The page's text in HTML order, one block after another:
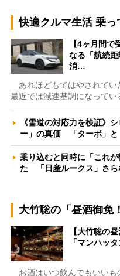
快適クルマ生活 乗
【4ヶ月間
なる「航続
消…
あれほどもてはやされてい
最近では減速基調になって
《雪道の対応力を検証》
ー」の真価 「ターボ」
乗り込むと同時に「これ
た 「日産ルークス」さ
大竹聡の「昼酒御免
【大竹聡の
「マンハッ
お酒はいつ飲んでもいいも